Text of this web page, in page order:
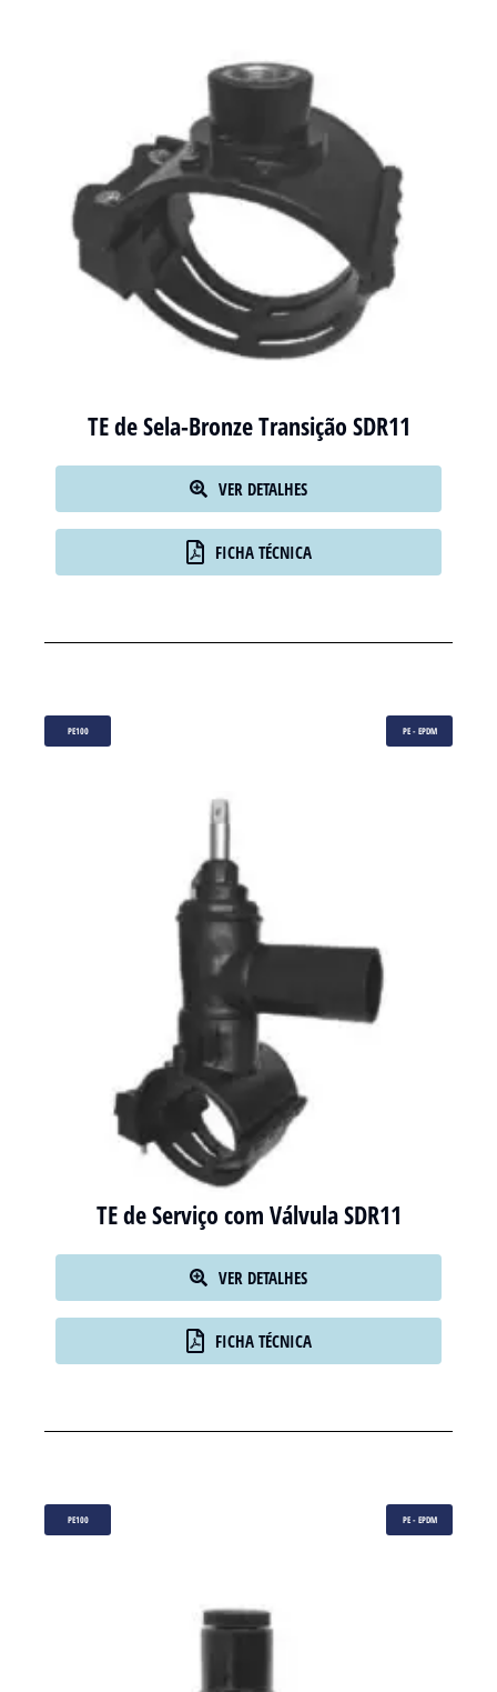
TE de Sela-Bronze Transição SDR11
VER DETALHES
FICHA TÉCNICA
PE100 PE - EPDM
TE de Serviço com Válvula SDR11
VER DETALHES
FICHA TÉCNICA
PE100 PE - EPDM